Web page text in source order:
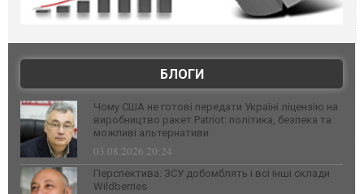
БЛОГИ
Чому США не готові передати Україні ліцензію на
виробництво ракет Patriot: політика, безпека та
можливі альтернативи
03.08.2026 20:24
Перспектива: ЗСУ добомблять і всі інші склади
Wildberries